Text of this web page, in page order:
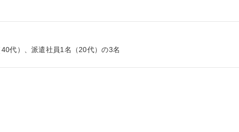
代）、派遣社員1名（20代）の3名